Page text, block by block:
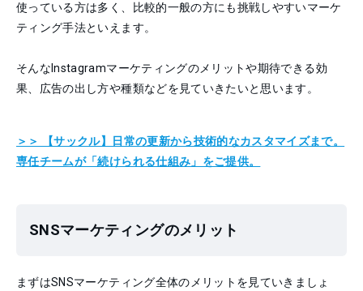
使っている方は多く、比較的一般の方にも挑戦しやすいマーケ
ティング手法といえます。
そんなInstagramマーケティングのメリットや期待できる効
果、広告の出し方や種類などを見ていきたいと思います。
＞＞ 【サックル】日常の更新から技術的なカスタマイズまで。
専任チームが「続けられる仕組み」をご提供。
SNSマーケティングのメリット
まずはSNSマーケティング全体のメリットを見ていきましょ